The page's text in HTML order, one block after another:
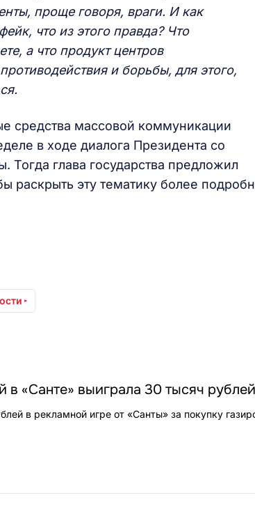
проще говоря, враги. И как
что из этого правда? Что
а что продукт центров
и борьбы, для этого,
средства массовой коммуникации
в ходе диалога Президента со
Тогда глава государства предложил
раскрыть эту тематику более
«Санте» выиграла 30 тысяч рублей
в рекламной игре от «Санты» за покупку